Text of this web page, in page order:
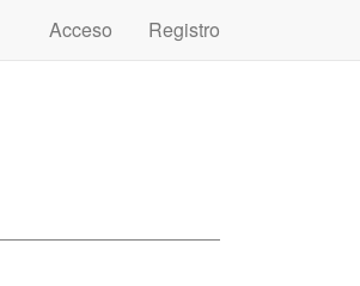
Acceso Registro